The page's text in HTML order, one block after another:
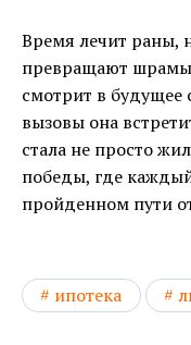
Время лечит раны,
превращают шрамы
смотрит в будущее
вызовы она
стала не просто
победы, где
пройденном пути
ипотека